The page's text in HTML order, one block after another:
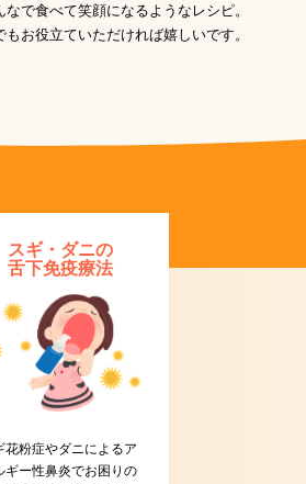
で食べて笑顔になるようなレシピ。
お役立ていただければ嬉しいです。
スギ・ダニの
舌下免疫療法
花粉症やダニによるア
ギー性鼻炎でお困りの